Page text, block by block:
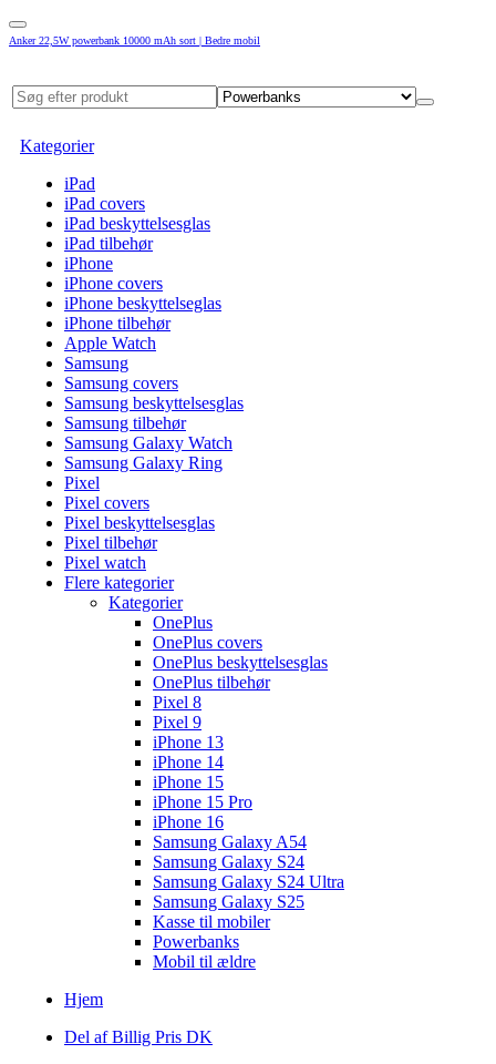
Anker 22,5W powerbank 10000 mAh sort | Bedre mobil
Kategorier
iPad
iPad covers
iPad beskyttelsesglas
iPad tilbehør
iPhone
iPhone covers
iPhone beskyttelseglas
iPhone tilbehør
Apple Watch
Samsung
Samsung covers
Samsung beskyttelsesglas
Samsung tilbehør
Samsung Galaxy Watch
Samsung Galaxy Ring
Pixel
Pixel covers
Pixel beskyttelsesglas
Pixel tilbehør
Pixel watch
Flere kategorier
Kategorier
OnePlus
OnePlus covers
OnePlus beskyttelsesglas
OnePlus tilbehør
Pixel 8
Pixel 9
iPhone 13
iPhone 14
iPhone 15
iPhone 15 Pro
iPhone 16
Samsung Galaxy A54
Samsung Galaxy S24
Samsung Galaxy S24 Ultra
Samsung Galaxy S25
Kasse til mobiler
Powerbanks
Mobil til ældre
Hjem
Del af Billig Pris DK